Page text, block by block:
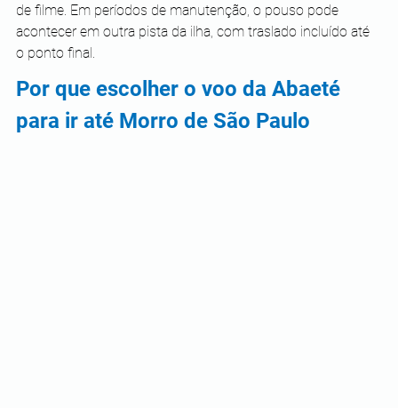
de filme. Em períodos de manutenção, o pouso pode
acontecer em outra pista da ilha, com traslado incluído até
o ponto final.
Por que escolher o voo da Abaeté
para ir até Morro de São Paulo